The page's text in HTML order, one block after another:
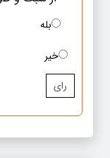
بله
خیر
رای